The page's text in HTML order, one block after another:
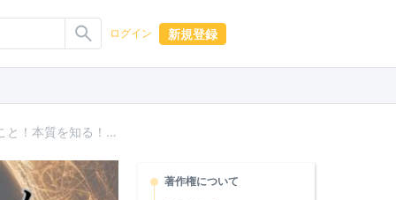
ログイン 新規登録
「自己実現プログラム」本気で成功したい人が最初にやること！本質を知る！脳をフルに使え！
著作権について